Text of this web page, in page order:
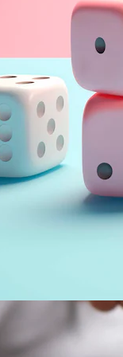
La
migliori lavori.
creativi,
Italiano